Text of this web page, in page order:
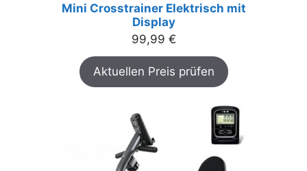
Mini Crosstrainer Elektrisch mit
Display
99,99 €
Aktuellen Preis prüfen